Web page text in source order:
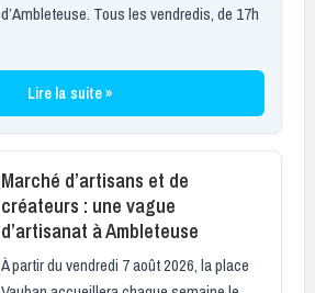
d’Ambleteuse. Tous les vendredis, de 17h
Lire la suite »
Marché d’artisans et de
créateurs : une vague
d’artisanat à Ambleteuse
À partir du vendredi 7 août 2026, la place